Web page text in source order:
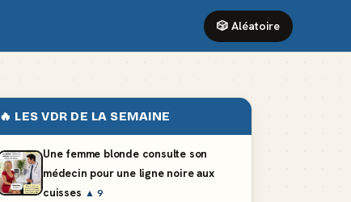
🎲 Aléatoire
🔥 LES VDR DE LA SEMAINE
Une femme blonde consulte son
médecin pour une ligne noire aux
cuisses ▲ 9